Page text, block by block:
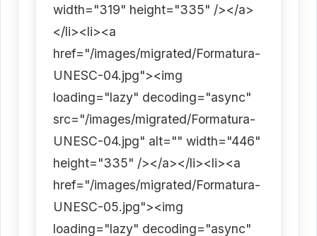
width="319" height="335" /></a>
</li><li><a
href="/images/migrated/Formatura-
UNESC-04.jpg"><img
loading="lazy" decoding="async"
src="/images/migrated/Formatura-
UNESC-04.jpg" alt="" width="446"
height="335" /></a></li><li><a
href="/images/migrated/Formatura-
UNESC-05.jpg"><img
loading="lazy" decoding="async"